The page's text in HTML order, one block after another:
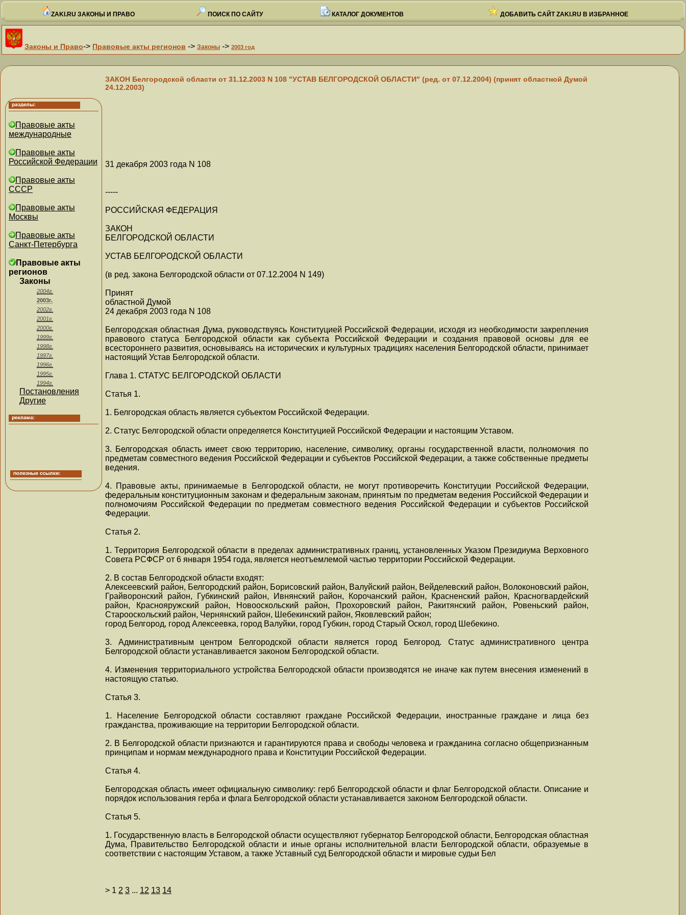
ZAKI.RU ЗАКОНЫ И ПРАВО ПОИСК ПО САЙТУ КАТАЛОГ ДОКУМЕНТОВ ДОБАВИТЬ САЙТ ZAKI.RU В ИЗБРАННОЕ
Законы и Право-> Правовые акты регионов -> Законы -> 2003 год
Правовые акты
международные
Правовые акты
Российской Федерации
Правовые акты
СССР
Правовые акты
Москвы
Правовые акты
Санкт-Петербурга
Правовые акты
регионов
Законы
2004г.
2003г.
2002г.
2001г.
2000г.
1999г.
1998г.
1997г.
1996г.
1995г.
1994г.
Постановления
Другие
ЗАКОН Белгородской области от 31.12.2003 N 108 "УСТАВ БЕЛГОРОДСКОЙ ОБЛАСТИ" (ред. от 07.12.2004) (принят областной Думой
24.12.2003)
31 декабря 2003 года N 108
-----
РОССИЙСКАЯ ФЕДЕРАЦИЯ
ЗАКОН
БЕЛГОРОДСКОЙ ОБЛАСТИ
УСТАВ БЕЛГОРОДСКОЙ ОБЛАСТИ
(в ред. закона Белгородской области от 07.12.2004 N 149)
Принят
областной Думой
24 декабря 2003 года N 108
Белгородская областная Дума, руководствуясь Конституцией Российской Федерации, исходя из необходимости закрепления
правового статуса Белгородской области как субъекта Российской Федерации и создания правовой основы для ее
всестороннего развития, основываясь на исторических и культурных традициях населения Белгородской области, принимает
настоящий Устав Белгородской области.
Глава 1. СТАТУС БЕЛГОРОДСКОЙ ОБЛАСТИ
Статья 1.
1. Белгородская область является субъектом Российской Федерации.
2. Статус Белгородской области определяется Конституцией Российской Федерации и настоящим Уставом.
3. Белгородская область имеет свою территорию, население, символику, органы государственной власти, полномочия по
предметам совместного ведения Российской Федерации и субъектов Российской Федерации, а также собственные предметы
ведения.
4. Правовые акты, принимаемые в Белгородской области, не могут противоречить Конституции Российской Федерации,
федеральным конституционным законам и федеральным законам, принятым по предметам ведения Российской Федерации и
полномочиям Российской Федерации по предметам совместного ведения Российской Федерации и субъектов Российской
Федерации.
Статья 2.
1. Территория Белгородской области в пределах административных границ, установленных Указом Президиума Верховного
Совета РСФСР от 6 января 1954 года, является неотъемлемой частью территории Российской Федерации.
2. В состав Белгородской области входят:
Алексеевский район, Белгородский район, Борисовский район, Валуйский район, Вейделевский район, Волоконовский район,
Грайворонский район, Губкинский район, Ивнянский район, Корочанский район, Красненский район, Красногвардейский
район, Краснояружский район, Новооскольский район, Прохоровский район, Ракитянский район, Ровеньский район,
Старооскольский район, Чернянский район, Шебекинский район, Яковлевский район;
город Белгород, город Алексеевка, город Валуйки, город Губкин, город Старый Оскол, город Шебекино.
3. Административным центром Белгородской области является город Белгород. Статус административного центра
Белгородской области устанавливается законом Белгородской области.
4. Изменения территориального устройства Белгородской области производятся не иначе как путем внесения изменений в
настоящую статью.
Статья 3.
1. Население Белгородской области составляют граждане Российской Федерации, иностранные граждане и лица без
гражданства, проживающие на территории Белгородской области.
2. В Белгородской области признаются и гарантируются права и свободы человека и гражданина согласно общепризнанным
принципам и нормам международного права и Конституции Российской Федерации.
Статья 4.
Белгородская область имеет официальную символику: герб Белгородской области и флаг Белгородской области. Описание и
порядок использования герба и флага Белгородской области устанавливается законом Белгородской области.
Статья 5.
1. Государственную власть в Белгородской области осуществляют губернатор Белгородской области, Белгородская областная
Дума, Правительство Белгородской области и иные органы исполнительной власти Белгородской области, образуемые в
соответствии с настоящим Уставом, а также Уставный суд Белгородской области и мировые судьи Бел
> 1 2 3 ... 12 13 14